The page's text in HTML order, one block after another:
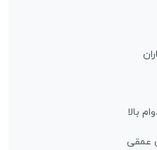
بالا
عمقی